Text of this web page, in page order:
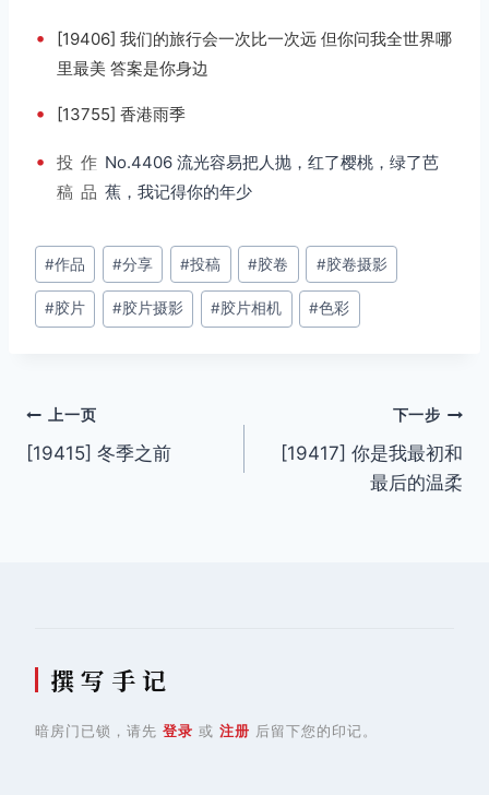
•
[19406] 我们的旅行会一次比一次远 但你问我全世界哪
里最美 答案是你身边
• [13755] 香港雨季
•
投
稿
作
品
No.4406 流光容易把人抛，红了樱桃，绿了芭
蕉，我记得你的年少
文
章
标
#作品 #分享 #投稿 #胶卷 #胶卷摄影
#胶片 #胶片摄影 #胶片相机 #色彩
文
章
上一页
[19415] 冬季之前
下一步
[19417] 你是我最初和
最后的温柔
撰 写 手 记
暗房门已锁，请先 登录 或 注册 后留下您的印记。